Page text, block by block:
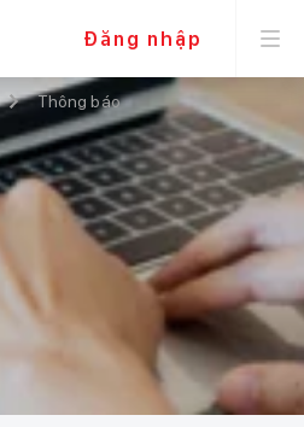
Đăng nhập
Thông báo